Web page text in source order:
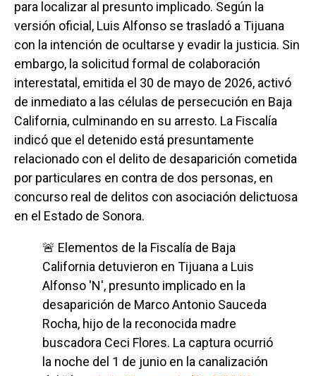
para localizar al presunto implicado. Según la
versión oficial, Luis Alfonso se trasladó a Tijuana
con la intención de ocultarse y evadir la justicia. Sin
embargo, la solicitud formal de colaboración
interestatal, emitida el 30 de mayo de 2026, activó
de inmediato a las células de persecución en Baja
California, culminando en su arresto. La Fiscalía
indicó que el detenido está presuntamente
relacionado con el delito de desaparición cometida
por particulares en contra de dos personas, en
concurso real de delitos con asociación delictuosa
en el Estado de Sonora.
🚨 Elementos de la Fiscalía de Baja
California detuvieron en Tijuana a Luis
Alfonso 'N', presunto implicado en la
desaparición de Marco Antonio Sauceda
Rocha, hijo de la reconocida madre
buscadora Ceci Flores. La captura ocurrió
la noche del 1 de junio en la canalización